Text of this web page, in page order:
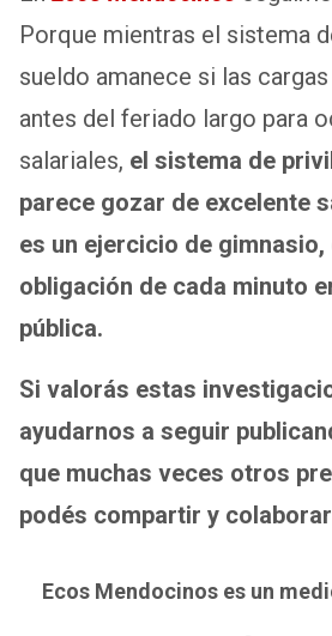
Porque mientras el sistema
sueldo amanece si las
antes del feriado largo para
salariales, el sistema de
parece gozar de excelente
es un ejercicio de gimnasio,
obligación de cada minuto
pública.
Si valorás estas
ayudarnos a seguir
que muchas veces otros
podés compartir y
Ecos Mendocinos es un